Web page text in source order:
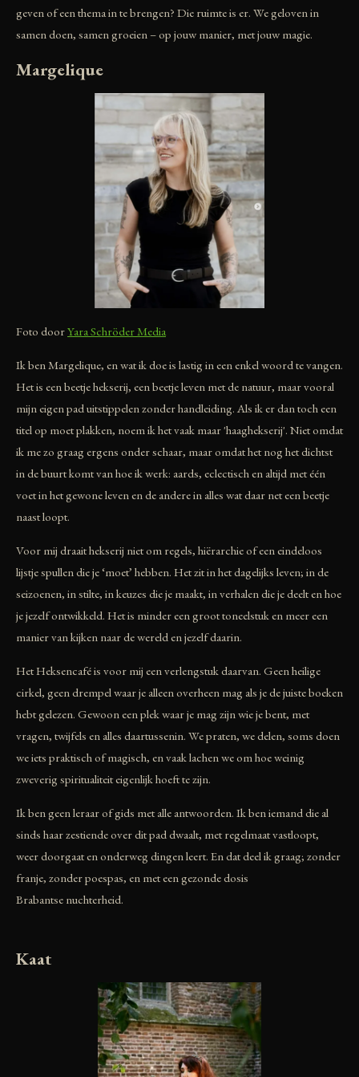
geven of een thema in te brengen? Die ruimte is er. We geloven in
samen doen, samen groeien – op jouw manier, met jouw magie.
Margelique
Foto doorYara Schröder Media
Ik ben Margelique, en wat ik doe is lastig in een enkel woord te vangen.
Het is een beetje hekserij, een beetje leven met de natuur, maar vooral
mijn eigen pad uitstippelen zonder handleiding. Als ik er dan toch een
titel op moet plakken, noem ik het vaak maar 'haaghekserij'. Niet omdat
ik me zo graag ergens onder schaar, maar omdat het nog het dichtst
in de buurt komt van hoe ik werk: aards, eclectisch en altijd met één
voet in het gewone leven en de andere in alles wat daar net een beetje
naast loopt.
Voor mij draait hekserij niet om regels, hiërarchie of een eindeloos
lijstje spullen die je ‘moet’ hebben. Het zit in het dagelijks leven; in de
seizoenen, in stilte, in keuzes die je maakt, in verhalen die je deelt en hoe
je jezelf ontwikkeld. Het is minder een groot toneelstuk en meer een
manier van kijken naar de wereld en jezelf daarin.
Het Heksencafé is voor mij een verlengstuk daarvan. Geen heilige
cirkel, geen drempel waar je alleen overheen mag als je de juiste boeken
hebt gelezen. Gewoon een plek waar je mag zijn wie je bent, met
vragen, twijfels en alles daartussenin. We praten, we delen, soms doen
we iets praktisch of magisch, en vaak lachen we om hoe weinig
zweverig spiritualiteit eigenlijk hoeft te zijn.
Ik ben geen leraar of gids met alle antwoorden. Ik ben iemand die al
sinds haar zestiende over dit pad dwaalt, met regelmaat vastloopt,
weer doorgaat en onderweg dingen leert. En dat deel ik graag; zonder
franje, zonder poespas, en met een gezonde dosis
Brabantse nuchterheid.
Kaat